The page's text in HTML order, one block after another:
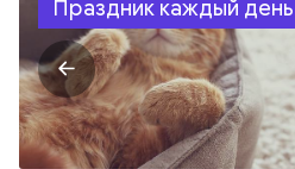
Праздник каждый день